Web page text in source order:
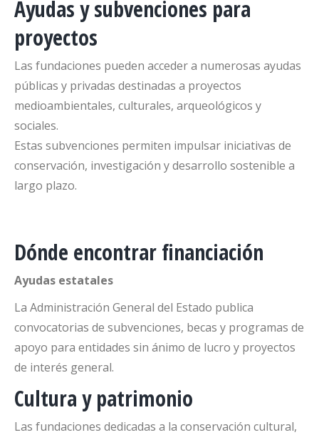
Ayudas y subvenciones para
proyectos
Las fundaciones pueden acceder a numerosas ayudas
públicas y privadas destinadas a proyectos
medioambientales, culturales, arqueológicos y
sociales.
Estas subvenciones permiten impulsar iniciativas de
conservación, investigación y desarrollo sostenible a
largo plazo.
Dónde encontrar financiación
Ayudas estatales
La Administración General del Estado publica
convocatorias de subvenciones, becas y programas de
apoyo para entidades sin ánimo de lucro y proyectos
de interés general.
Cultura y patrimonio
Las fundaciones dedicadas a la conservación cultural,